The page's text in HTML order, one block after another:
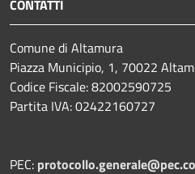
CONTATTI
Comune di Altamura
Piazza Municipio, 1, 70022
Codice Fiscale: 82002590725
Partita IVA: 02422160727
PEC: